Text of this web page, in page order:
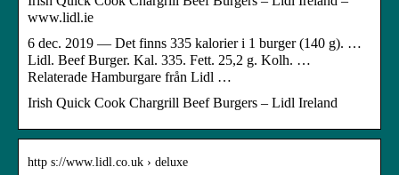
www.lidl.ie
6 dec. 2019 — Det finns 335 kalorier i 1 burger (140 g). …
Lidl. Beef Burger. Kal. 335. Fett. 25,2 g. Kolh. …
Relaterade Hamburgare från Lidl …
Irish Quick Cook Chargrill Beef Burgers – Lidl Ireland
http s://www.lidl.co.uk › deluxe